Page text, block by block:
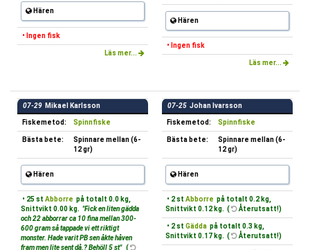
Hären
• Ingen fisk
Läs mer...
Hären
• Ingen fisk
Läs mer...
07-29 Mikael Karlsson
Fiskemetod: Spinnfiske
Bästa bete:
Spinnare mellan (6-
12 gr)
Hären
• 25 st Abborre på totalt 0.0 kg,
Snittvikt 0.00 kg. "Fick en liten gädda
och 22 abborrar ca 10 fina mellan 300-
600 gram så tappade vi ett riktigt
monster. Hade varit PB sen åkte håven
fram men lite sent då.? Behöll 5 st" (
07-25 Johan Ivarsson
Fiskemetod: Spinnfiske
Bästa bete:
Spinnare mellan (6-
12 gr)
Hären
• 2 st Abborre på totalt 0.2 kg,
Snittvikt 0.12 kg. (
Återutsatt!)
• 2 st Gädda på totalt 0.3 kg,
Snittvikt 0.17 kg. (
Återutsatt!)